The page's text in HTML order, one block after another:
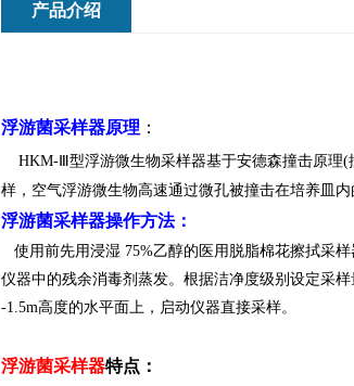
产品介绍
浮游菌采样器原理 ：
HKM-Ⅲ型浮游微生物采样器基于安德森撞击原理
样，空气浮游微生物高速通过微孔被撞击在培养皿
浮游菌采样器操作方法：
使用前先用浸湿 75%乙醇的医用脱脂棉花擦拭采
仪器中的残余消毒剂蒸发。根据洁净度级别设定采
-1.5m高度的水平面上，启动仪器直接采样。
浮游菌采样器特点：